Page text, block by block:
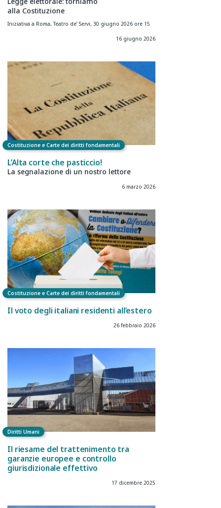
alla Costituzione
Iniziativa a Roma, Teatro de’ Servi, 30 giugno 2026 ore 15
16 giugno 2026
Costituzione e Carte dei diritti fondamentali
L’Alta corte che pasticcio!
La segnalazione di un nostro lettore
6 marzo 2026
Costituzione e Carte dei diritti fondamentali
Il voto degli italiani residenti all’estero
26 febbraio 2026
Diritti Umani
Il riesame del trattenimento tra
garanzie europee e controllo
giurisdizionale effettivo
17 dicembre 2025